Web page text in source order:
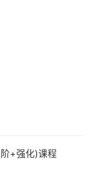
+强化)课程